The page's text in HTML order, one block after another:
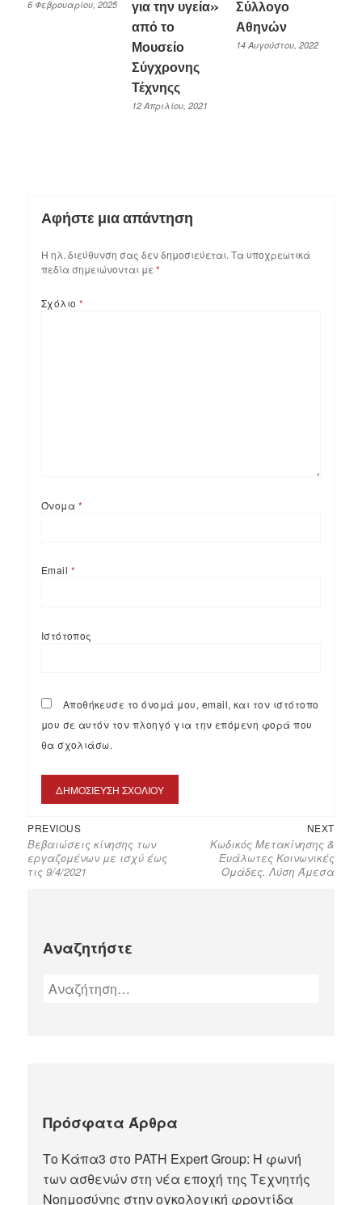
6 Φεβρουαρίου, 2025
για την υγεία»
από το
Μουσείο
Σύγχρονης
Τέχνηςς
12 Απριλίου, 2021
Σύλλογο
Αθηνών
14 Αυγούστου, 2022
Αφήστε μια απάντηση
Η ηλ. διεύθυνση σας δεν δημοσιεύεται. Τα υποχρεωτικά
πεδία σημειώνονται με *
Σχόλιο *
Όνομα *
Email *
Ιστότοπος
Αποθήκευσε το όνομά μου, email, και τον ιστότοπο
μου σε αυτόν τον πλοηγό για την επόμενη φορά που
θα σχολιάσω.
PREVIOUS
Βεβαιώσεις κίνησης των
εργαζομένων με ισχύ έως
τις 9/4/2021
NEXT
Κωδικός Μετακίνησης &
Ευάλωτες Κοινωνικές
Ομάδες. Λύση Άμεσα
Αναζητήστε
Πρόσφατα Άρθρα
Tο Κάπα3 στο PATH Expert Group: Η φωνή
των ασθενών στη νέα εποχή της Τεχνητής
Νοημοσύνης στην ογκολογική φροντίδα